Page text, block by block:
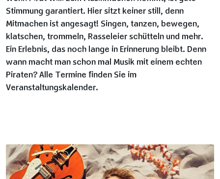
Stimmung garantiert. Hier sitzt keiner still, denn
Mitmachen ist angesagt! Singen, tanzen, bewegen,
klatschen, trommeln, Rasseleier schütteln und mehr.
Ein Erlebnis, das noch lange in Erinnerung bleibt. Denn
wann macht man schon mal Musik mit einem echten
Piraten? Alle Termine finden Sie im
Veranstaltungskalender.